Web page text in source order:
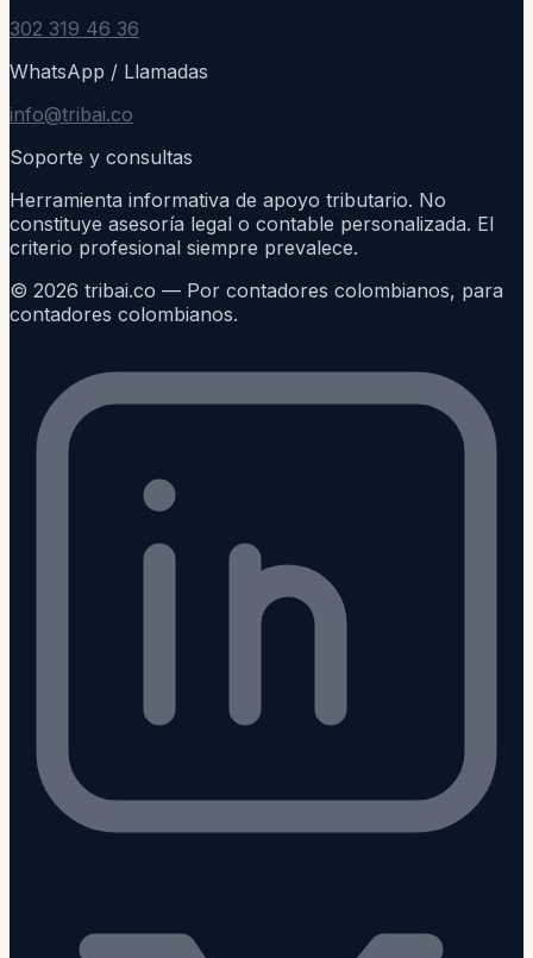
302 319 46 36
WhatsApp / Llamadas
info@tribai.co
Soporte y consultas
Herramienta informativa de apoyo tributario. No
constituye asesoría legal o contable personalizada. El
criterio profesional siempre prevalece.
© 2026 tribai.co — Por contadores colombianos, para
contadores colombianos.